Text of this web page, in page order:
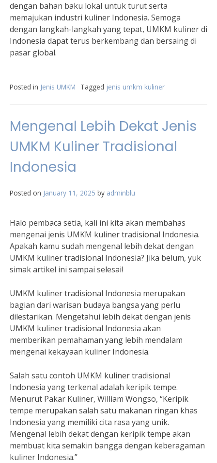
dengan bahan baku lokal untuk turut serta
memajukan industri kuliner Indonesia. Semoga
dengan langkah-langkah yang tepat, UMKM kuliner di
Indonesia dapat terus berkembang dan bersaing di
pasar global.
Posted in Jenis UMKM Tagged jenis umkm kuliner
Mengenal Lebih Dekat Jenis
UMKM Kuliner Tradisional
Indonesia
Posted on January 11, 2025 by adminblu
Halo pembaca setia, kali ini kita akan membahas
mengenai jenis UMKM kuliner tradisional Indonesia.
Apakah kamu sudah mengenal lebih dekat dengan
UMKM kuliner tradisional Indonesia? Jika belum, yuk
simak artikel ini sampai selesai!
UMKM kuliner tradisional Indonesia merupakan
bagian dari warisan budaya bangsa yang perlu
dilestarikan. Mengetahui lebih dekat dengan jenis
UMKM kuliner tradisional Indonesia akan
memberikan pemahaman yang lebih mendalam
mengenai kekayaan kuliner Indonesia.
Salah satu contoh UMKM kuliner tradisional
Indonesia yang terkenal adalah keripik tempe.
Menurut Pakar Kuliner, William Wongso, “Keripik
tempe merupakan salah satu makanan ringan khas
Indonesia yang memiliki cita rasa yang unik.
Mengenal lebih dekat dengan keripik tempe akan
membuat kita semakin bangga dengan keberagaman
kuliner Indonesia.”